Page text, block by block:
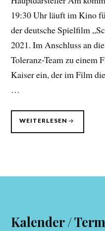
19:30 Uhr läuft im Kino
der deutsche Spielfilm
2021. Im Anschluss an
Toleranz-Team zu einem
Kaiser ein, der im Film
…
EIN
WIE
WEITERLESEN
Kalender /